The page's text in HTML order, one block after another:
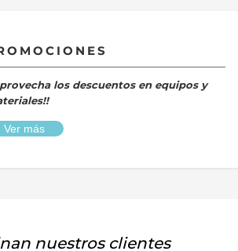
los descuentos en equipos y
Ver más
nuestros clientes